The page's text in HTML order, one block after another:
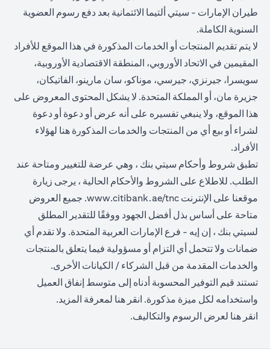
طيران الإمارات - سيتي ألتيما الائتمانية بعد دفع رسوم العضوية
السنوية الكاملة.
لا يتم تقديم المنتجات أو الخدمات المذكورة في هذا الموقع للأفراد
المقيمين في الاتحاد الأوروبي، المنطقة الاقتصادية الأوروبية،
سويسرا، جيرنزي، جيرسي، موناكو، سان مارينو، الفاتيكان،
جزيرة مان، أو المملكة المتحدة. لا يشكل المحتوى المعروض على
هذا الموقع، ولا ينبغي تفسيره على أنه عرض أو دعوة أو دعوة
لشراء أو بيع أي من المنتجات والخدمات المذكورة هنا لهؤلاء
الأفراد.
تطبق شروط وأحكام سيتي بنك ، وهي عرضة للتغيير ومتاحة عند
الطلب. للاطلاع على الشروط والأحكام الحالية ، يرجى زيارة
موقعنا على الإنترنت www.citibank.ae/tnc
(opens in a new tab). جميع العروض
متاحة على أساس بذل أفضل الجهود ووفقًا للتقدير المطلق
لسيتي بنك ، إن إيه - فرع الإمارات العربية المتحدة. ولا تقدم أي
ضمانات ولا تتحمل أي التزام أو مسؤولية فيما يتعلق بالمنتجات
والخدمات المقدمة من قبل الشركاء / الكيانات الأخرى.
تستند قيم التوفير المحسوبة أدناه إلى متوسط إنفاق العميل
واستخدامه لكل ميزة مذكورة. انقر هنا لمعرفة المزيد.
انقر هنا لعرض الرسوم والتكاليف.